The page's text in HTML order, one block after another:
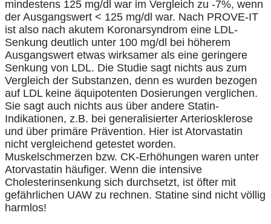
mindestens 125 mg/dl war im Vergleich zu -7%, wenn
der Ausgangswert < 125 mg/dl war. Nach PROVE-IT
ist also nach akutem Koronarsyndrom eine LDL-
Senkung deutlich unter 100 mg/dl bei höherem
Ausgangswert etwas wirksamer als eine geringere
Senkung von LDL. Die Studie sagt nichts aus zum
Vergleich der Substanzen, denn es wurden bezogen
auf LDL keine äquipotenten Dosierungen verglichen.
Sie sagt auch nichts aus über andere Statin-
Indikationen, z.B. bei generalisierter Arteriosklerose
und über primäre Prävention. Hier ist Atorvastatin
nicht vergleichend getestet worden.
Muskelschmerzen bzw. CK-Erhöhungen waren unter
Atorvastatin häufiger. Wenn die intensive
Cholesterinsenkung sich durchsetzt, ist öfter mit
gefährlichen UAW zu rechnen. Statine sind nicht völlig
harmlos!